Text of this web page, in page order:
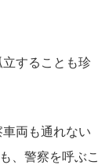
することも珍
両も通れない
、警察を呼ぶこ